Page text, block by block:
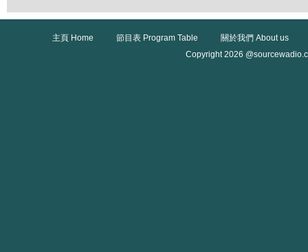
主頁 Home 節目表 Program Table
關於我們 About us
Copyright 2026